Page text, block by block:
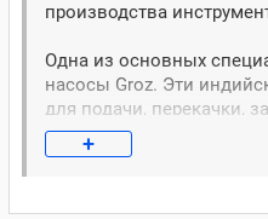
производства
Одна из основных
насосы Groz. Эти
для подачи, перекачки,
бензина, масла,
растворителей на
+